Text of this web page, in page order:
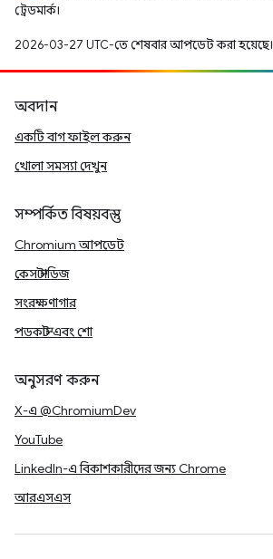
ট্রেডমার্ক।
2026-03-27 UTC-তে শেষবার আপডেট করা হয়েছে।
অবদান
একটি বাগ ফাইল করুন
খোলা সমস্যা দেখুন
সম্পর্কিত বিষয়বস্তু
Chromium আপডেট
কেস স্টাডিজ
সংরক্ষণাগার
পডকাস্ট এবং শো
অনুসরণ করুন
X-এ @ChromiumDev
YouTube
LinkedIn-এ বিকাশকারীদের জন্য Chrome
আরএসএস